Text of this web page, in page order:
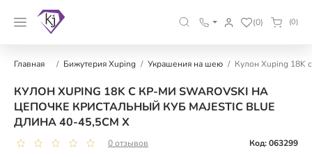
(0) (0)
Главная Бижутерия Xuping Украшения на шею Кулон Xuping 18K
КУЛОН XUPING 18K С КР-МИ SWAROVSKI НА
ЦЕПОЧКЕ КРИСТАЛЬНЫЙ КУБ MAJESTIC BLUE
ДЛИНА 40-45,5СМ Х
0 отзывов Код: 063299